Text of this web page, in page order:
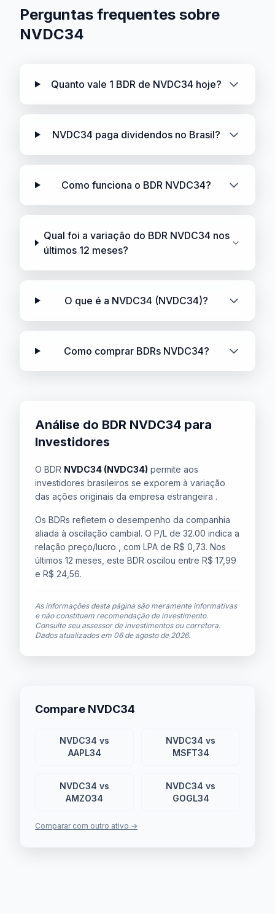
Perguntas frequentes sobre
NVDC34
Quanto vale 1 BDR de NVDC34 hoje?
NVDC34 paga dividendos no Brasil?
Como funciona o BDR NVDC34?
Qual foi a variação do BDR NVDC34 nos
últimos 12 meses?
O que é a NVDC34 (NVDC34)?
Como comprar BDRs NVDC34?
Análise do BDR NVDC34 para
Investidores
O BDR NVDC34 (NVDC34) permite aos
investidores brasileiros se exporem à variação
das ações originais da empresa estrangeira .
Os BDRs refletem o desempenho da companhia
aliada à oscilação cambial. O P/L de 32.00 indica a
relação preço/lucro , com LPA de R$ 0,73. Nos
últimos 12 meses, este BDR oscilou entre R$ 17,99
e R$ 24,56.
As informações desta página são meramente informativas
e não constituem recomendação de investimento.
Consulte seu assessor de investimentos ou corretora.
Dados atualizados em 06 de agosto de 2026.
Compare NVDC34
NVDC34 vs
AAPL34
NVDC34 vs
MSFT34
NVDC34 vs
AMZO34
NVDC34 vs
GOGL34
Comparar com outro ativo →